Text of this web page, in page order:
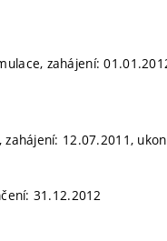
zahájení:
12.07.2011,
31.12.2012